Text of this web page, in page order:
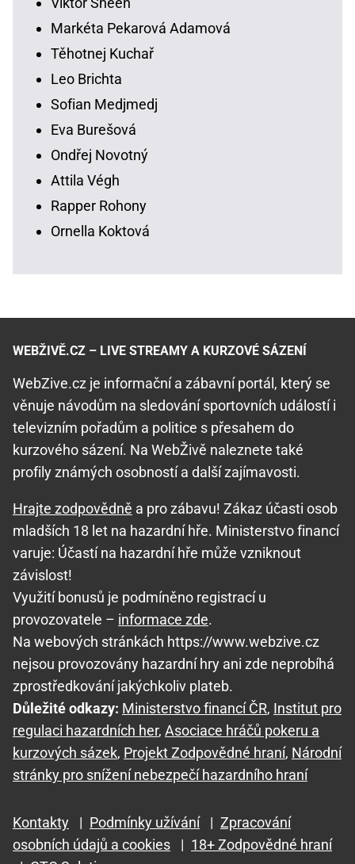
Markéta Pekarová Adamová
Těhotnej Kuchař
Leo Brichta
Sofian Medjmedj
Eva Burešová
Ondřej Novotný
Attila Végh
Rapper Rohony
Ornella Koktová
WEBŽIVĚ.CZ – LIVE STREAMY A KURZOVÉ SÁZENÍ
WebZive.cz je informační a zábavní portál, který se
věnuje návodům na sledování sportovních událostí i
televizním pořadům a politice s přesahem do
kurzového sázení. Na WebŽivě naleznete také
profily známých osobností a další zajímavosti.
Hrajte zodpovědně a pro zábavu! Zákaz účasti osob
mladších 18 let na hazardní hře. Ministerstvo financí
varuje: Účastí na hazardní hře může vzniknout
závislost!
Využití bonusů je podmíněno registrací u
provozovatele – informace zde.
Na webových stránkách https://www.webzive.cz
nejsou provozovány hazardní hry ani zde neprobíhá
zprostředkování jakýchkoliv plateb.
Důležité odkazy: Ministerstvo financí ČR, Institut pro
regulaci hazardních her, Asociace hráčů pokeru a
kurzových sázek, Projekt Zodpovědné hraní, Národní
stránky pro snížení nebezpečí hazardního hraní
Kontakty | Podmínky užívání | Zpracování
osobních údajů a cookies
| 18+ Zodpovědné hraní